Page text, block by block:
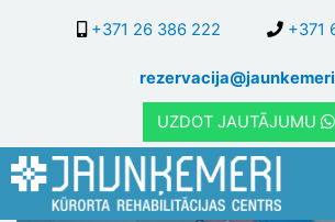
galveno
saturu
+371 26 386 222 +371
UZDOT JAUTĀJUMU